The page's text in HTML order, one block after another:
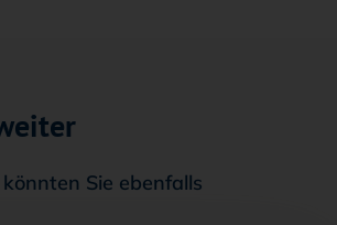
Sie ebenfalls